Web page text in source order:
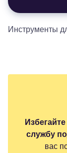
Инструменты
службу
вас